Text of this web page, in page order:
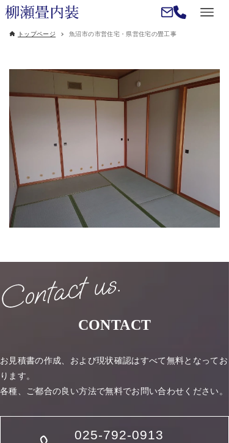
トップページ 魚沼市の市営住宅・県営住宅の畳工事
CONTACT
お見積書の作成、および現状確認はすべて無料となってお
ります。
各種、ご都合の良い方法で無料でお問い合わせください。
025-792-0913